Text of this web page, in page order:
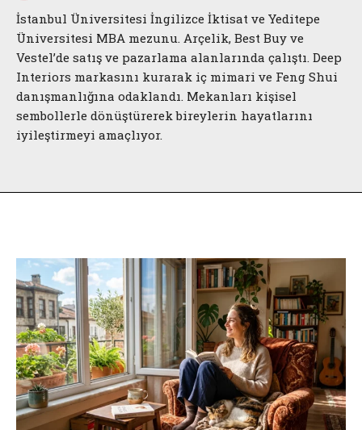
İstanbul Üniversitesi İngilizce İktisat ve Yeditepe
Üniversitesi MBA mezunu. Arçelik, Best Buy ve
Vestel’de satış ve pazarlama alanlarında çalıştı. Deep
Interiors markasını kurarak iç mimari ve Feng Shui
danışmanlığına odaklandı. Mekanları kişisel
sembollerle dönüştürerek bireylerin hayatlarını
iyileştirmeyi amaçlıyor.